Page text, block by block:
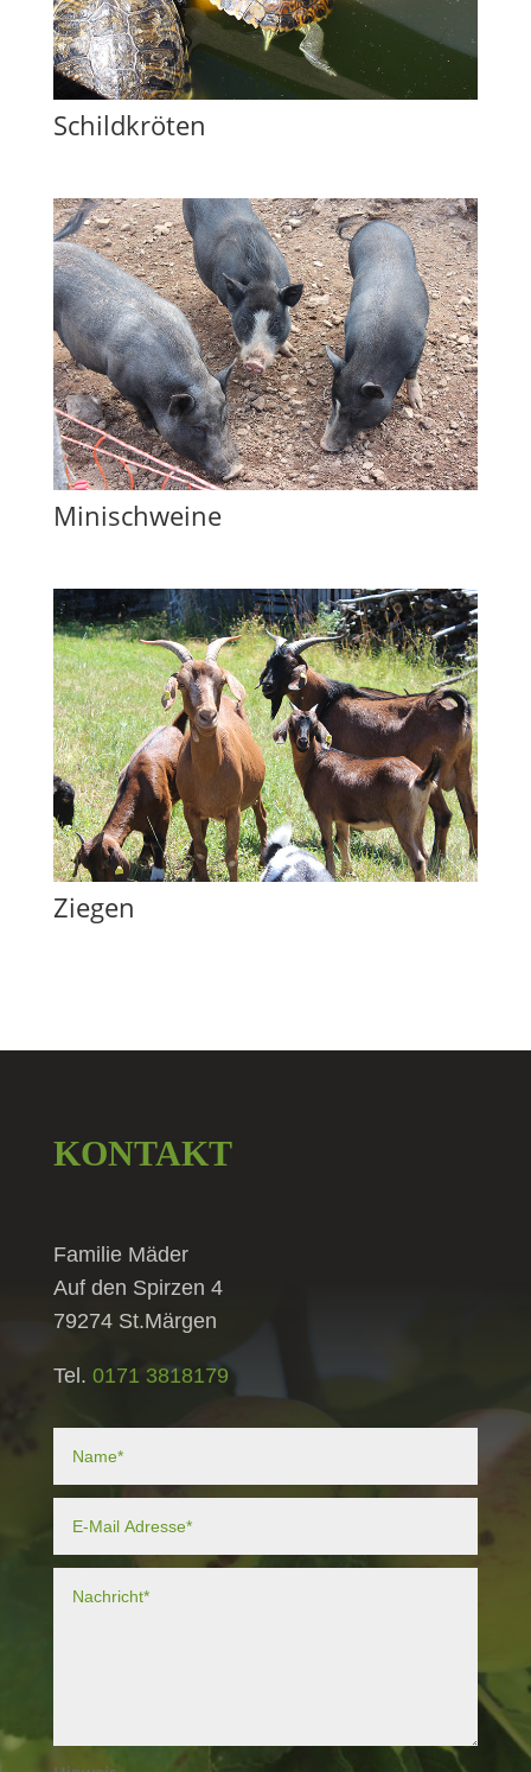
Schildkröten
Minischweine
Ziegen
KONTAKT
Familie Mäder
Auf den Spirzen 4
79274 St.Märgen
Tel. 0171 3818179